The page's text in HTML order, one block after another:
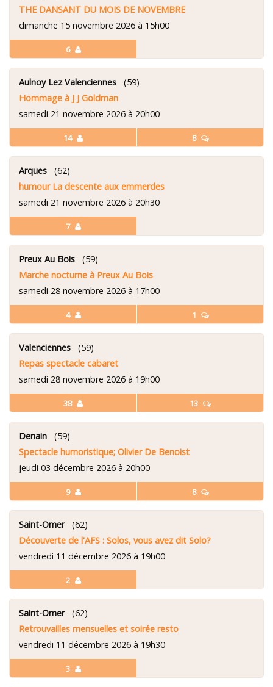
6
THE DANSANT DU MOIS DE NOVEMBRE
dimanche 15 novembre 2026 à 15h00
14 8
Aulnoy Lez Valenciennes (59)
Hommage à J J Goldman
samedi 21 novembre 2026 à 20h00
7
Arques (62)
humour La descente aux emmerdes
samedi 21 novembre 2026 à 20h30
4 1
Preux Au Bois (59)
Marche nocturne à Preux Au Bois
samedi 28 novembre 2026 à 17h00
38 13
Valenciennes (59)
Repas spectacle cabaret
samedi 28 novembre 2026 à 19h00
9 8
Denain (59)
Spectacle humoristique; Olivier De Benoist
jeudi 03 décembre 2026 à 20h00
2
Saint-Omer(62)
Découverte de l'AFS : Solos, vous avez dit Solo?
vendredi 11 décembre 2026 à 19h00
3
Saint-Omer(62)
Retrouvailles mensuelles et soirée resto
vendredi 11 décembre 2026 à 19h30